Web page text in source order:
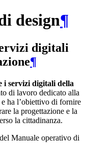
design¶
digitali
¶
i servizi digitali della
di lavoro dedicato alla
ha l’obiettivo di fornire
la progettazione e la
la cittadinanza.
Manuale operativo di